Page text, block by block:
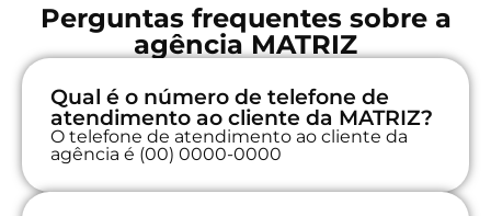
Perguntas frequentes sobre a
agência MATRIZ
Qual é o número de telefone de
atendimento ao cliente da MATRIZ?
O telefone de atendimento ao cliente da
agência é (00) 0000-0000